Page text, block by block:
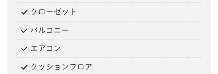
クローゼット
バルコニー
エアコン
クッションフロア